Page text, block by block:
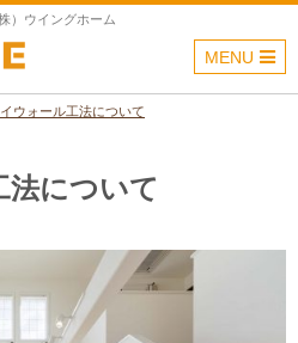
）ウイングホーム
MENU
イウォール工法について
法について